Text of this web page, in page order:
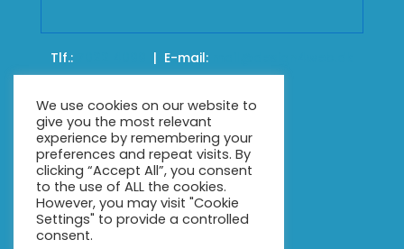
Tlf.: | E-mail:
Sitemap
Cases
Bureauet
CSR
Kontakt
Fjern support
We use cookies on our website to
give you the most relevant
experience by remembering your
preferences and repeat visits. By
clicking “Accept All”, you consent
to the use of ALL the cookies.
However, you may visit "Cookie
Settings" to provide a controlled
consent.